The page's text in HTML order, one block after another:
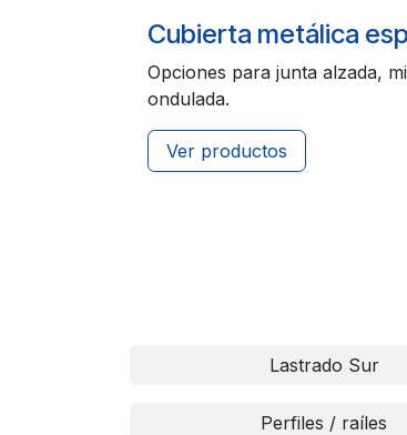
Cubierta metálica
Opciones para junta alzada,
ondulada.
Ver productos
Lastrado Sur
Perfiles / raíles